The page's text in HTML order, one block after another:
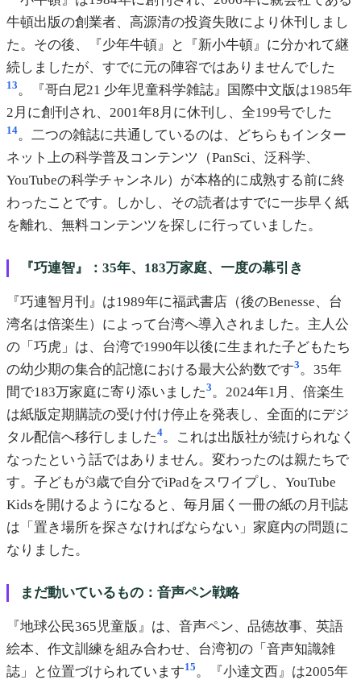
牛頓出版の創業者、高源清の投資失敗により休刊しまし
た。その後、『少年牛頓』と『新小牛頓』に分かれて継
続しましたが、すでに元の陣容ではありませんでした
13。『哥白尼21 少年児童科学雑誌』国際中文版は1985年
2月に創刊され、2001年8月に休刊し、全199号でした
14。二つの雑誌に共通しているのは、どちらもインター
ネット上の科学普及コンテンツ（PanSci、泛科学、
YouTubeの科学チャンネル）が本格的に成熟する前に終
わったことです。しかし、その読者はすでに一歩早く紙
を離れ、無料コンテンツを探しに行っていました。
『巧連智』：35年、183万家庭、一度の幕引き
『巧連智月刊』は1989年に福武書店（後のBenesse、台
湾名は倍楽生）によって台湾へ導入されました。主人公
の「巧虎」は、台湾で1990年以後に生まれた子どもたち
の幼少期の集合的記憶における最大公約数です3。35年
間で183万家庭に寄り添いました3。2024年1月、倍楽生
は紙版定期購読の受け付け停止を発表し、全面的にデジ
タル配信へ移行しました4。これは出版社が続けられなく
なったという話ではありません。変わったのは親たちで
す。子どもが3歳で自分でiPadをスワイプし、YouTube
Kidsを開けるようになると、毎月届く一冊の紙の月刊誌
は「置き場所を探さなければならない」家庭内の問題に
なりました。
まだ動いているもの：音声ペン戦略
『地球公民365児童版』は、音声ペン、品徳故事、英語
絵本、作文訓練を組み合わせ、台湾初の「音声知識雑
誌」と位置づけられています15 。『小達文西』は2005年